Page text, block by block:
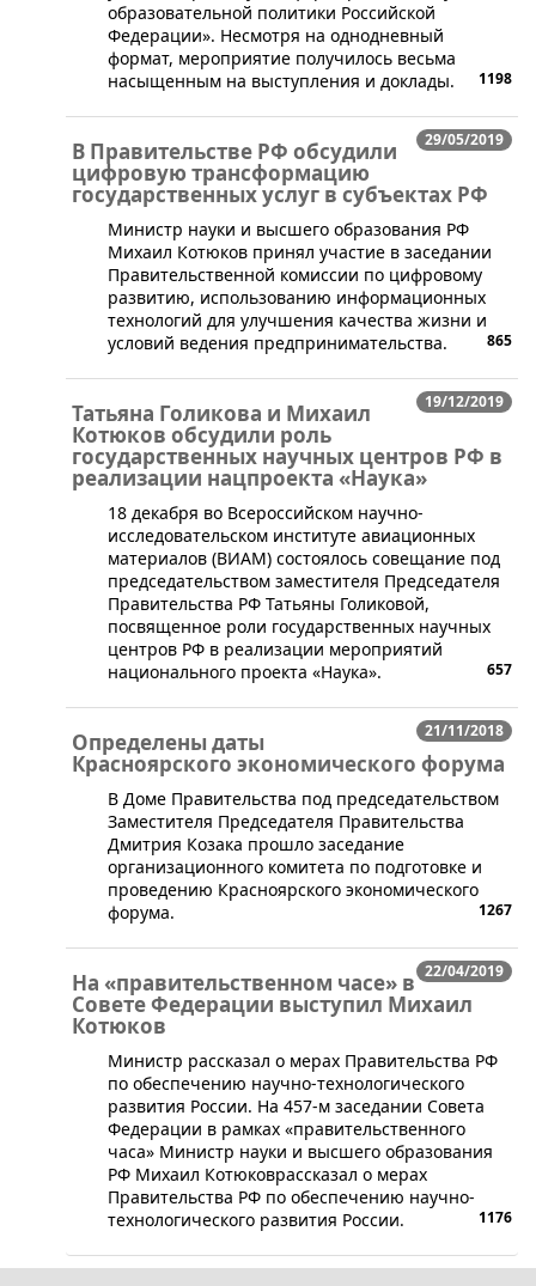
образовательной политики Российской
Федерации». Несмотря на однодневный
формат, мероприятие получилось весьма
насыщенным на выступления и доклады.
1198
29/05/2019
В Правительстве РФ обсудили
цифровую трансформацию
государственных услуг в субъектах РФ
​Министр науки и высшего образования РФ
Михаил Котюков принял участие в заседании
Правительственной комиссии по цифровому
развитию, использованию информационных
технологий для улучшения качества жизни и
условий ведения предпринимательства.
865
19/12/2019
Татьяна Голикова и Михаил
Котюков обсудили роль
государственных научных центров РФ в
реализации нацпроекта «Наука»
​18 декабря во Всероссийском научно-
исследовательском институте авиационных
материалов (ВИАМ) состоялось совещание под
председательством заместителя Председателя
Правительства РФ Татьяны Голиковой,
посвященное роли государственных научных
центров РФ в реализации мероприятий
национального проекта «Наука».
657
21/11/2018
Определены даты
Красноярского экономического форума
​В Доме Правительства под председательством
Заместителя Председателя Правительства
Дмитрия Козака прошло заседание
организационного комитета по подготовке и
проведению Красноярского экономического
форума.
1267
22/04/2019
На «правительственном часе» в
Совете Федерации выступил Михаил
Котюков
​Министр рассказал о мерах Правительства РФ
по обеспечению научно-технологического
развития России. На 457-м заседании Совета
Федерации в рамках «правительственного
часа» Министр науки и высшего образования
РФ Михаил Котюковрассказал о мерах
Правительства РФ по обеспечению научно-
технологического развития России.
1176